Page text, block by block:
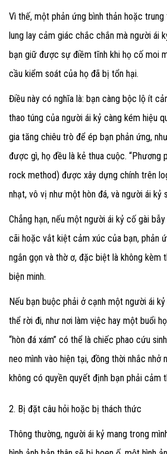
Vì thế, một phản ứng bình thản hoặc
lung lay cảm giác chắc chắn mà người ái
bạn giữ được sự điềm tĩnh khi họ cố moi
cầu kiểm soát của họ đã bị tổn hại.
Điều này có nghĩa là: bạn càng bộc lộ ít
thao túng của người ái kỷ càng kém hiệu
gia tăng chiêu trò để ép bạn phản ứng,
được gì, họ đều là kẻ thua cuộc. “Phương
rock method) được xây dựng chính trên
nhạt, vô vị như một hòn đá, và người ái kỷ
Chẳng hạn, nếu một người ái kỷ cố gài
cãi hoặc vắt kiệt cảm xúc của bạn, phản
ngắn gọn và thờ ơ, đặc biệt là không kèm
biện minh.
Nếu bạn buộc phải ở cạnh một người ái
thể rời đi, như nơi làm việc hay một buổi
“hòn đá xám” có thể là chiếc phao cứu
neo mình vào hiện tại, đồng thời nhắc nhở
không có quyền quyết định bạn phải cảm
2. Bị đặt câu hỏi hoặc bị thách thức
Thông thường, người ái kỷ mang trong